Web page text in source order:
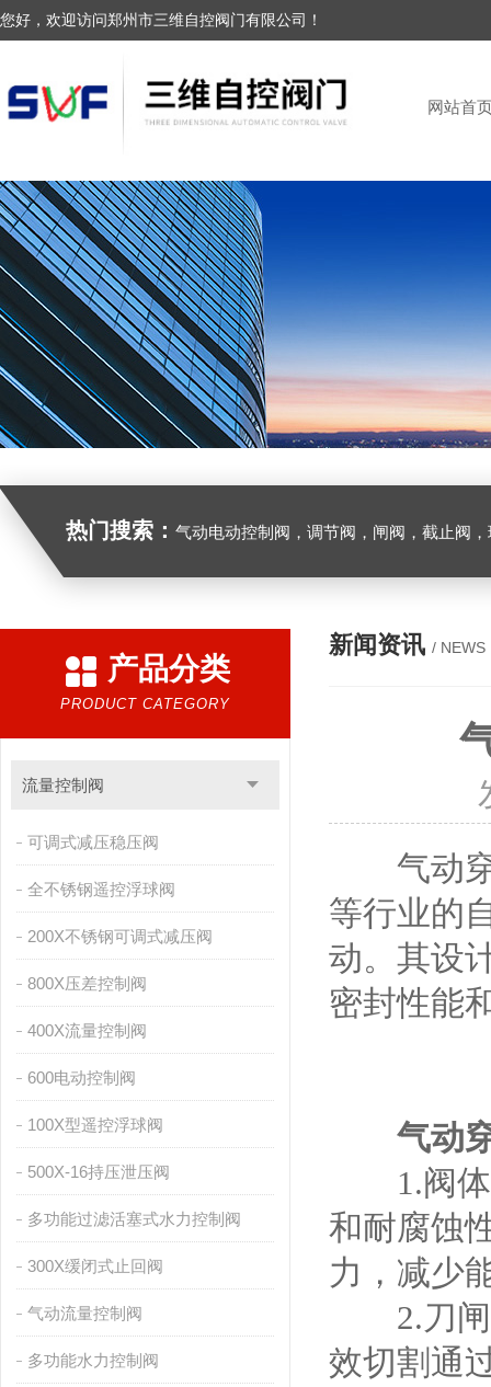
您好，欢迎访问郑州市三维自控阀门有限公司！
网站首
热门搜索： 气动电动控制阀，调节阀，闸阀，截止阀，球阀，蝶阀，止回阀，高温高压
产品分类
PRODUCT CATEGORY
流量控制阀
可调式减压稳压阀
全不锈钢遥控浮球阀
200X不锈钢可调式减压阀
800X压差控制阀
400X流量控制阀
600电动控制阀
100X型遥控浮球阀
500X-16持压泄压阀
多功能过滤活塞式水力控制阀
300X缓闭式止回阀
气动流量控制阀
多功能水力控制阀
新闻资讯 / NEWS
气动穿
等行业的
动。其设
密封性能
气动
1.阀体
和耐腐蚀
力，减少
2.刀闸
效切割通